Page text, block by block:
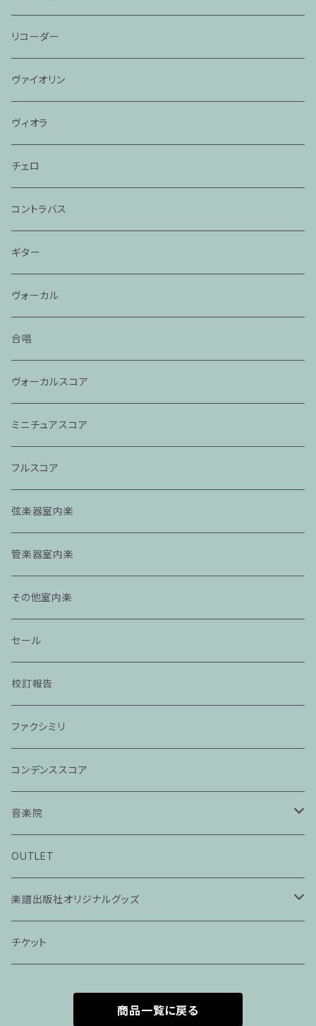
リコーダー
ヴァイオリン
ヴィオラ
チェロ
コントラバス
ギター
ヴォーカル
合唱
ヴォーカルスコア
ミニチュアスコア
フルスコア
弦楽器室内楽
管楽器室内楽
その他室内楽
セール
校訂報告
ファクシミリ
コンデンススコア
音楽院
ピアノ科３０分レッスン
ピアノ科４５分レッスン
家族割プラン
家族割適用プラン2
OUTLET
楽譜出版社オリジナルグッズ
アパレル
チケット
商品一覧に戻る